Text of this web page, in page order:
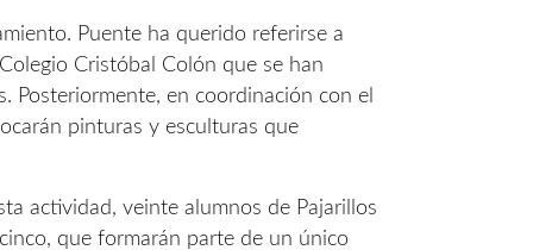
Puente ha querido referirse a
Cristóbal Colón que se han
Posteriormente, en coordinación con el
pinturas y esculturas que
actividad, veinte alumnos de Pajarillos
que formarán parte de un único